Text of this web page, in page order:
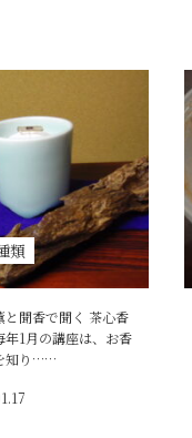
類
と聞香で聞く 茶心香
年1月の講座は、お香
知り……